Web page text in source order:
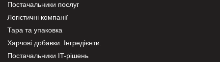
Постачальники послуг
Логістичні компанії
Тара та упаковка
Харчові добавки. Інгредієнти.
Постачальники IT-рішень